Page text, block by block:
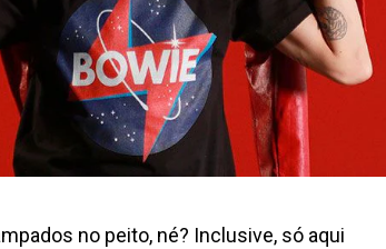
no peito, né? Inclusive, só aqui